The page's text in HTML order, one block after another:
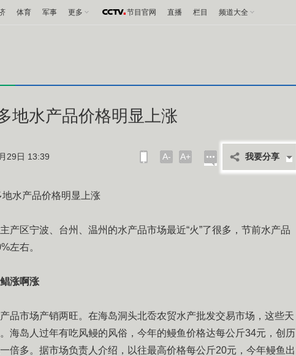
体育 军事 更多 节目官网 直播 栏目 频道大全
地水产品价格明显上涨
29日 13:39 A- A+ 我要分享
水产品价格明显上涨
区宁波、台州、温州的水产品市场最近“火”了很多，节前水产品
左右。
涨啊涨
市场产销两旺。在海岛洞头北岙农贸水产批发交易市场，这些天
海岛人过年有吃风鳗的风俗，今年的鳗鱼价格达每公斤34元，创历
倍多。据市场负责人介绍，以往最高价格每公斤20元，今年鳗鱼出